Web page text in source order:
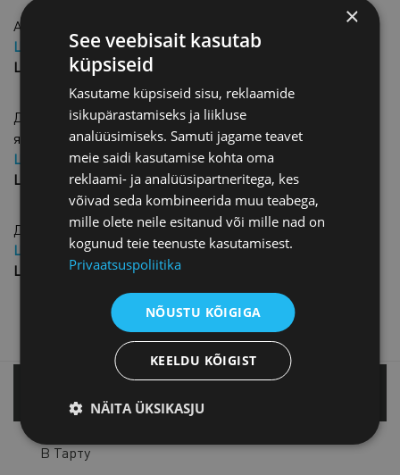
Агентский договор на английском языке
Цена для членов: 40,00 € + НДС
Цена: 80,00 € + НДС
Договор поручения с физическим лицом на эстонском
языке
Цена для членов: 25,00 € + НДС
Цена: 50,00 € + НДС
Договор подряда
Цена для членов: 50,00 € + НДС
Цена: 100,00 € + НДС
В Тарту
×
See veebisait kasutab
küpsiseid
Kasutame küpsiseid sisu, reklaamide
isikupärastamiseks ja liikluse
analüüsimiseks. Samuti jagame teavet
meie saidi kasutamise kohta oma
reklaami- ja analüüsipartneritega, kes
võivad seda kombineerida muu teabega,
mille olete neile esitanud või mille nad on
kogunud teie teenuste kasutamisest.
Privaatsuspoliitika
NÕUSTU KÕIGIGA
KEELDU KÕIGIST
NÄITA ÜKSIKASJU